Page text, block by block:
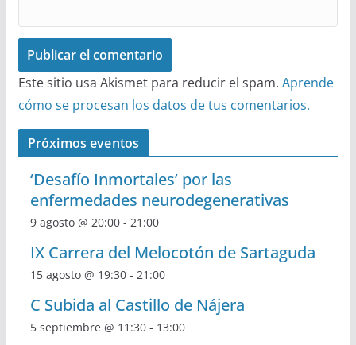
Este sitio usa Akismet para reducir el spam. Aprende
cómo se procesan los datos de tus comentarios.
Próximos eventos
‘Desafío Inmortales’ por las
enfermedades neurodegenerativas
9 agosto @ 20:00- 21:00
IX Carrera del Melocotón de Sartaguda
15 agosto @ 19:30- 21:00
C Subida al Castillo de Nájera
5 septiembre @ 11:30- 13:00